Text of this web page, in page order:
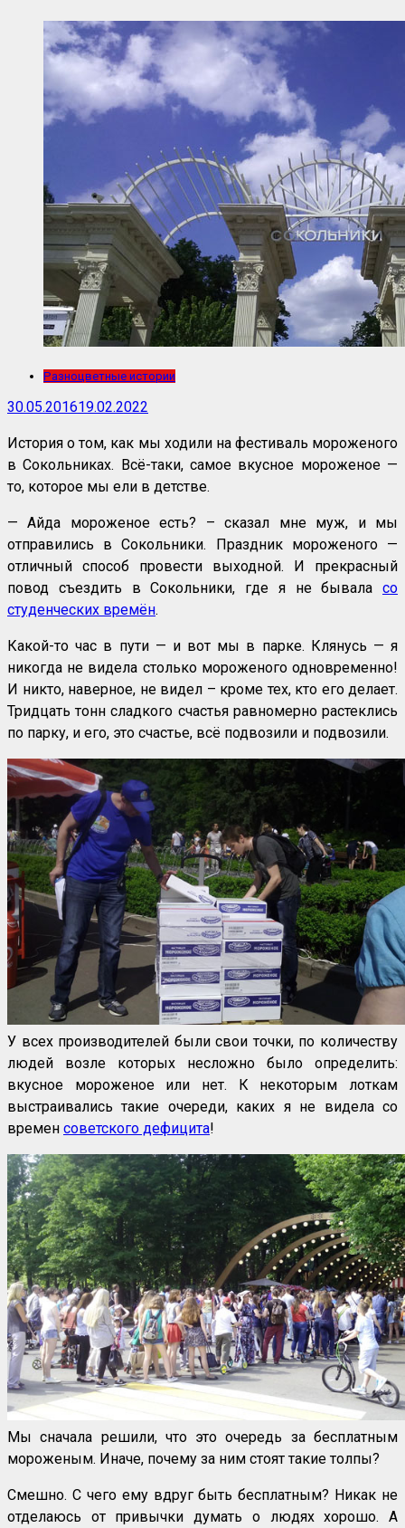
Разноцветные истории
30.05.201619.02.2022
История о том, как мы ходили на фестиваль мороженого
в Сокольниках. Всё-таки, самое вкусное мороженое —
то, которое мы ели в детстве.
— Айда мороженое есть? – сказал мне муж, и мы
отправились в Сокольники. Праздник мороженого —
отличный способ провести выходной. И прекрасный
повод съездить в Сокольники, где я не бывала со
студенческих времён.
Какой-то час в пути — и вот мы в парке. Клянусь — я
никогда не видела столько мороженого одновременно!
И никто, наверное, не видел – кроме тех, кто его делает.
Тридцать тонн сладкого счастья равномерно растеклись
по парку, и его, это счастье, всё подвозили и подвозили.
У всех производителей были свои точки, по количеству
людей возле которых несложно было определить:
вкусное мороженое или нет. К некоторым лоткам
выстраивались такие очереди, каких я не видела со
времен советского дефицита!
Мы сначала решили, что это очередь за бесплатным
мороженым. Иначе, почему за ним стоят такие толпы?
Смешно. С чего ему вдруг быть бесплатным? Никак не
отделаюсь от привычки думать о людях хорошо. А